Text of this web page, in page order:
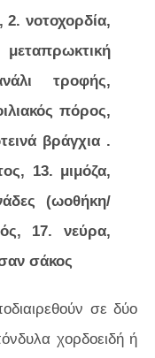
2. νοτοχορδία,
μεταπρωκτική
τροφής,
πόρος,
βράγχια .
13. μιμόζα,
(ωοθήκη/
17. νεύρα,
σάκος
σε δύο
χορδοειδή ή